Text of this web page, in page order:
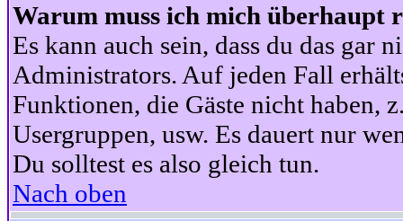
Warum muss ich mich überhaupt
Es kann auch sein, dass du das gar
Administrators. Auf jeden Fall
Funktionen, die Gäste nicht haben,
Usergruppen, usw. Es dauert nur
Du solltest es also gleich tun.
Nach oben